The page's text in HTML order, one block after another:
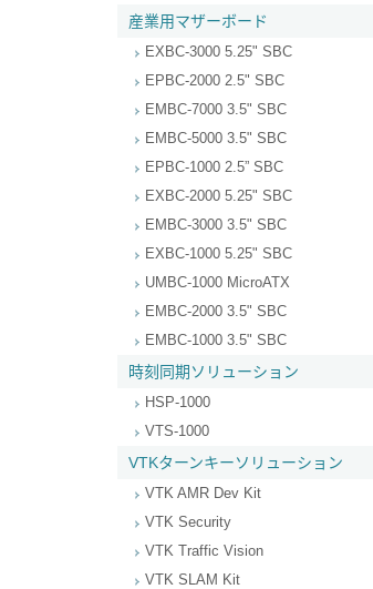
産業用マザーボード
EXBC-3000 5.25" SBC
EPBC-2000 2.5" SBC
EMBC-7000 3.5" SBC
EMBC-5000 3.5" SBC
EPBC-1000 2.5” SBC
EXBC-2000 5.25" SBC
EMBC-3000 3.5" SBC
EXBC-1000 5.25" SBC
UMBC-1000 MicroATX
EMBC-2000 3.5" SBC
EMBC-1000 3.5" SBC
時刻同期ソリューション
HSP-1000
VTS-1000
VTKターンキーソリューション
VTK AMR Dev Kit
VTK Security
VTK Traffic Vision
VTK SLAM Kit